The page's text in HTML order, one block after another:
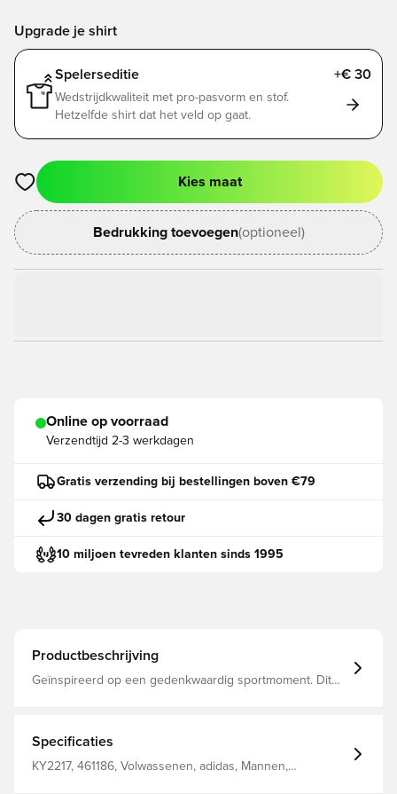
Upgrade je shirt
Spelerseditie +€ 30
Wedstrijdkwaliteit met pro-pasvorm en stof.
Hetzelfde shirt dat het veld op gaat.
Opent een venster om in te loggen of je aan te melden als lid
Kies maat
Bedrukking toevoegen(optioneel)
Online op voorraad
Verzendtijd 2-3 werkdagen
Gratis verzending bij bestellingen boven €79
30 dagen gratis retour
10 miljoen tevreden klanten sinds 1995
Productbeschrijving
Geïnspireerd op een gedenkwaardig sportmoment. Dit
werd gespeeld.De comfortabele normale pasvorm en de
soepele tricotstof zorgen voor een fijn draaggevoel, of je
nu langs de zijlijn sprint of juichend op de tribune
Specificaties
KY2217, 461186, Volwassenen, adidas, Mannen,